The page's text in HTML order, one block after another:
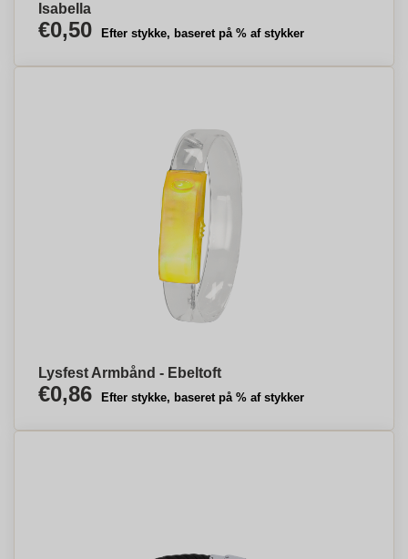
Isabella
€0,50 Efter stykke, baseret på % af stykker
Lysfest Armbånd - Ebeltoft
€0,86 Efter stykke, baseret på % af stykker